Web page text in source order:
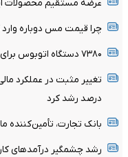
عرضه مستقیم محصولات
چرا قیمت مس دوباره وارد کانال ۱۴ هزار
۷۳۸۰ دستگاه اتوبوس برای جابه‌جایی زائران اربعین به‌ کارگیری شد
درصد رشد کرد
بانک تجارت، تأمین‌کننده مالی
رشد چشمگیر درآمدهای